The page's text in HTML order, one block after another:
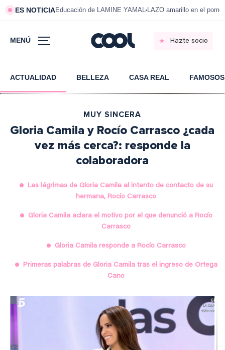
ES NOTICIAEducación de LAMINE YAMAL LAZO amarillo en el
MENÚ Hazte socio
ACTUALIDAD BELLEZA CASA REAL FAMOSOS
MUY SINCERA
Gloria Camila y Rocío Carrasco ¿cada
vez más cerca?: responde la
colaboradora
Las lágrimas de Gloria Camila al intento de contacto de su
hermana, Rocío Carrasco
Gloria Camila aclara el motivo por el que denunció a Rocío
Carrasco
Gloria Camila responde a Rocío Carrasco
Primeras palabras de Gloria Camila tras el ingreso de Ortega
Cano